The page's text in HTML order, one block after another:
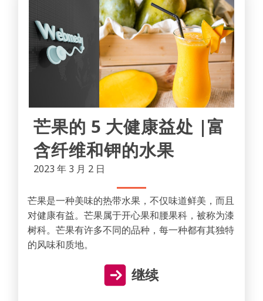
芒果的 5 大健康益处 |富
含纤维和钾的水果
2023 年 3 月 2 日
芒果是一种美味的热带水果，不仅味道鲜美，而且
对健康有益。芒果属于开心果和腰果科，被称为漆
树科。芒果有许多不同的品种，每一种都有其独特
的风味和质地。
继续